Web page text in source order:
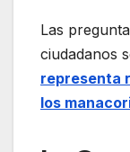
Las
ciudadanos
representa
los